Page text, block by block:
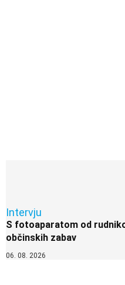
Intervju
S fotoaparatom od
občinskih zabav
06. 08. 2026